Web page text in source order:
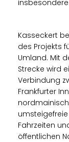
Kasseckert
des Projekts
Umland. Mit
Strecke wird
Verbindung
Frankfurter
Fahrzeiten
öffentlichen